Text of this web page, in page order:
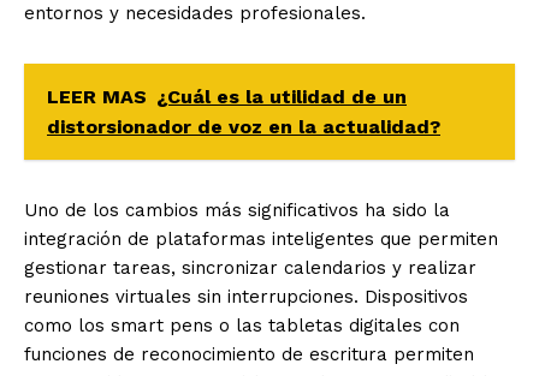
entornos y necesidades profesionales.
LEER MAS ¿Cuál es la utilidad de un
distorsionador de voz en la actualidad?
Uno de los cambios más significativos ha sido la
integración de plataformas inteligentes que permiten
gestionar tareas, sincronizar calendarios y realizar
reuniones virtuales sin interrupciones. Dispositivos
como los smart pens o las tabletas digitales con
funciones de reconocimiento de escritura permiten